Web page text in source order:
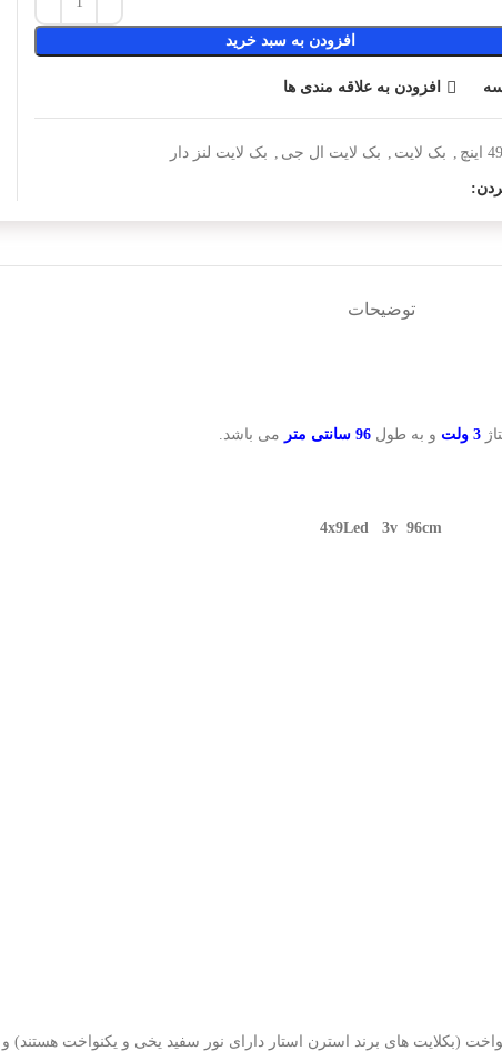
افزودن به سبد خرید
افزودن به علاقه مندی ها
49 اینچ , بک لایت , بک لایت ال جی , بک لایت لنز دار
توضیحات
3 ولت و به طول 96 سانتی متر می باشد.
4x9Led 3v 96cm